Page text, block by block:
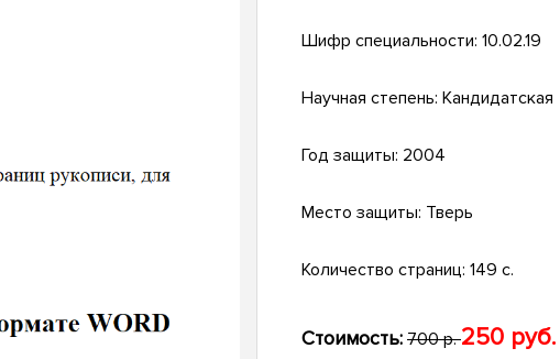
Шифр специальности: 10.02.19
Научная степень: Кандидатская
Год защиты: 2004
Место защиты: Тверь
Количество страниц: 149 с.
Стоимость: 700 р.250 руб.